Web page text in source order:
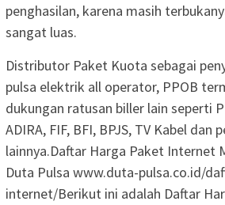
penghasilan, karena masih
sangat luas.
Distributor Paket Kuota sebagai
pulsa elektrik all operator, PPOB
dukungan ratusan biller lain seperti
ADIRA, FIF, BFI, BPJS, TV Kabel dan
lainnya.Daftar Harga Paket Internet
Duta Pulsa www.duta-pulsa.co.id/
internet/Berikut ini adalah Daftar